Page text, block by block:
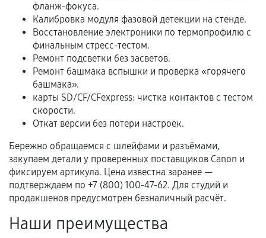
В некоторых случаях возможно оформление
расширенной гарантии. Стоимость, сроки и
условия продления согласовываются отдельно и
фиксируются в документах.
Когда гарантия не действует
Нарушение правил эксплуатации,
механические повреждения, попадание влаги,
перегрев, коррозия.
Самостоятельный ремонт или вмешательство
третьих лиц.
предусмотрено отдельно.
фланж-фокуса.
Калибровка модуля фазовой детекции на стенде.
Восстановление электроники по термопрофилю с
финальным стресс-тестом.
Ремонт подсветки без засветов.
Ремонт башмака вспышки и проверка «горячего
башмака».
карты SD/CF/CFexpress: чистка контактов с тестом
скорости.
Откат версии без потери настроек.
Бережно обращаемся с шлейфами и разъёмами,
закупаем детали у проверенных поставщиков Canon и
фиксируем артикула. Цена известна заранее —
подтверждаем по +7 (800) 100-47-62. Для студий и
продакшенов предусмотрен безналичный расчёт.
Наши преимущества